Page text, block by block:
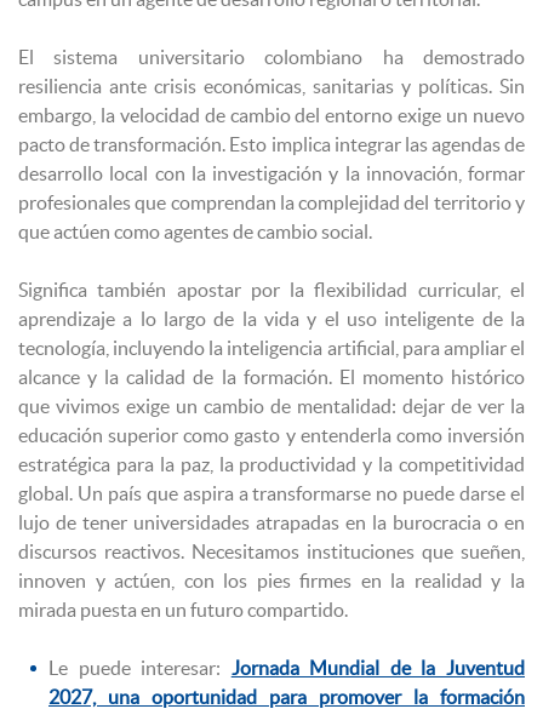
El sistema universitario colombiano ha demostrado
resiliencia ante crisis económicas, sanitarias y políticas. Sin
embargo, la velocidad de cambio del entorno exige un nuevo
pacto de transformación. Esto implica integrar las agendas de
desarrollo local con la investigación y la innovación, formar
profesionales que comprendan la complejidad del territorio y
que actúen como agentes de cambio social.
Significa también apostar por la flexibilidad curricular, el
aprendizaje a lo largo de la vida y el uso inteligente de la
tecnología, incluyendo la inteligencia artificial, para ampliar el
alcance y la calidad de la formación. El momento histórico
que vivimos exige un cambio de mentalidad: dejar de ver la
educación superior como gasto y entenderla como inversión
estratégica para la paz, la productividad y la competitividad
global. Un país que aspira a transformarse no puede darse el
lujo de tener universidades atrapadas en la burocracia o en
discursos reactivos. Necesitamos instituciones que sueñen,
innoven y actúen, con los pies firmes en la realidad y la
mirada puesta en un futuro compartido.
Le puede interesar: Jornada Mundial de la Juventud
2027, una oportunidad para promover la formación